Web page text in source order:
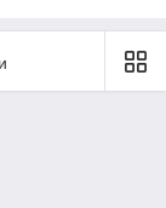
калію,
За
лимон